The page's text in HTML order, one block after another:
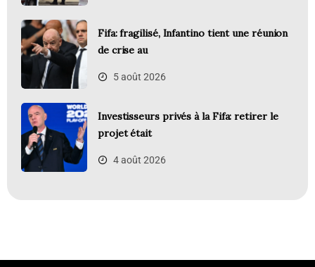
Fifa: fragilisé, Infantino tient une réunion
de crise au
5 août 2026
Investisseurs privés à la Fifa: retirer le
projet était
4 août 2026